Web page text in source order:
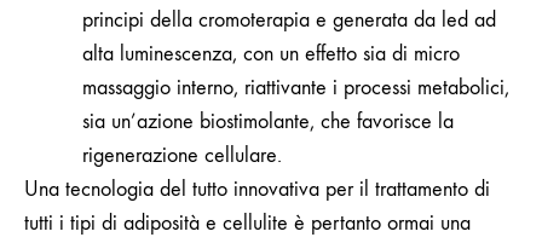
principi della cromoterapia e generata da led ad
alta luminescenza, con un effetto sia di micro
massaggio interno, riattivante i processi metabolici,
sia un’azione biostimolante, che favorisce la
rigenerazione cellulare.
Una tecnologia del tutto innovativa per il trattamento di
tutti i tipi di adiposità e cellulite è pertanto ormai una